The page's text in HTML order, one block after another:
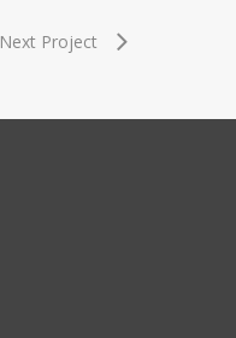
Next Project